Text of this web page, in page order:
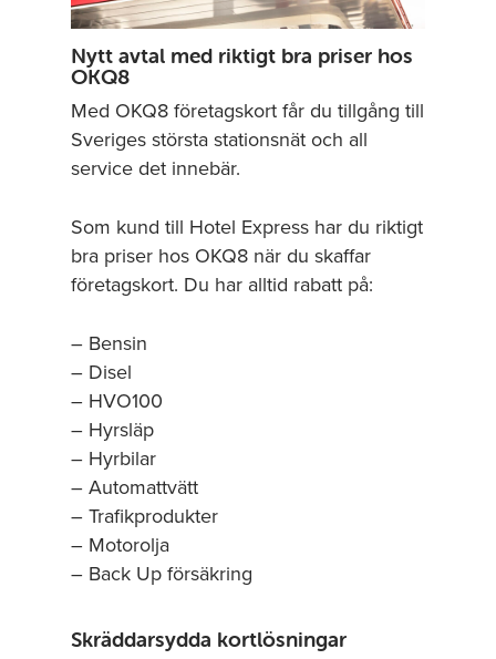
Nytt avtal med riktigt bra priser hos
OKQ8
Med OKQ8 företagskort får du tillgång till
Sveriges största stationsnät och all
service det innebär.
Som kund till Hotel Express har du riktigt
bra priser hos OKQ8 när du skaffar
företagskort. Du har alltid rabatt på:
– Bensin
– Disel
– HVO100
– Hyrsläp
– Hyrbilar
– Automattvätt
– Trafikprodukter
– Motorolja
– Back Up försäkring
Skräddarsydda kortlösningar